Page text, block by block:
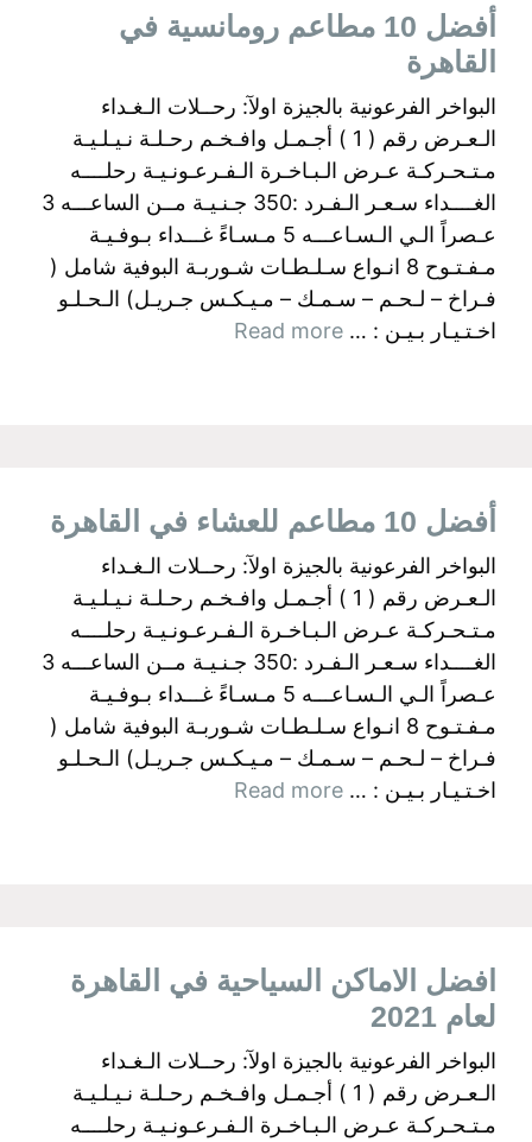
أفضل 10 مطاعم رومانسية في
القاهرة
البواخر الفرعونية بالجيزة اولآ: رحــلات الـغـداء
الـعـرض رقم ( 1 ) أجـمـل وافـخـم رحـلـة نـيـلـيـة
مـتـحـركـة عـرض الـبـاخـرة الـفـرعـونـيـة رحلــــه
الغــــداء سـعـر الـفـرد :350 جـنـيـة مــن الساعـــه 3
عـصراً الـي الـسـاعـــه 5 مـسـاءً غـــداء بـوفـيـة
مـفـتـوح 8 انـواع سـلـطـات شـوربـة البوفية شامل (
فـراخ – لـحـم – سـمـك – مـيـكـس جـريـل) الـحـلـو
اخـتـيـار بـيـن : … Read more
أفضل 10 مطاعم للعشاء في القاهرة
البواخر الفرعونية بالجيزة اولآ: رحــلات الـغـداء
الـعـرض رقم ( 1 ) أجـمـل وافـخـم رحـلـة نـيـلـيـة
مـتـحـركـة عـرض الـبـاخـرة الـفـرعـونـيـة رحلــــه
الغــــداء سـعـر الـفـرد :350 جـنـيـة مــن الساعـــه 3
عـصراً الـي الـسـاعـــه 5 مـسـاءً غـــداء بـوفـيـة
مـفـتـوح 8 انـواع سـلـطـات شـوربـة البوفية شامل (
فـراخ – لـحـم – سـمـك – مـيـكـس جـريـل) الـحـلـو
اخـتـيـار بـيـن : … Read more
افضل الاماكن السياحية في القاهرة
لعام 2021
البواخر الفرعونية بالجيزة اولآ: رحــلات الـغـداء
الـعـرض رقم ( 1 ) أجـمـل وافـخـم رحـلـة نـيـلـيـة
مـتـحـركـة عـرض الـبـاخـرة الـفـرعـونـيـة رحلــــه